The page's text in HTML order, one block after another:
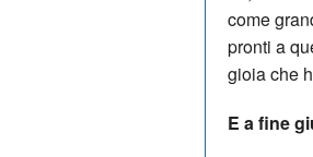
come
pronti a
gioia che
E a fine